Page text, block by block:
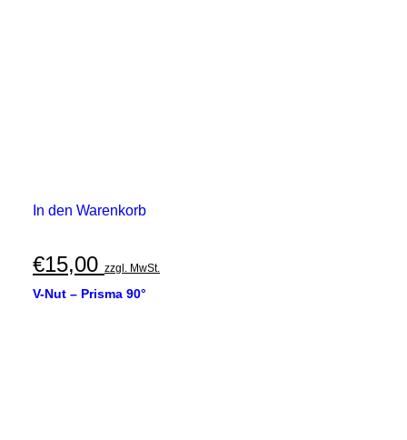
In den Warenkorb
€15,00 zzgl. MwSt.
V-Nut – Prisma 90°